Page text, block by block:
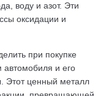
воду и азот. Эти
оксидации и
при покупке
автомобиля и его
Этот ценный металл